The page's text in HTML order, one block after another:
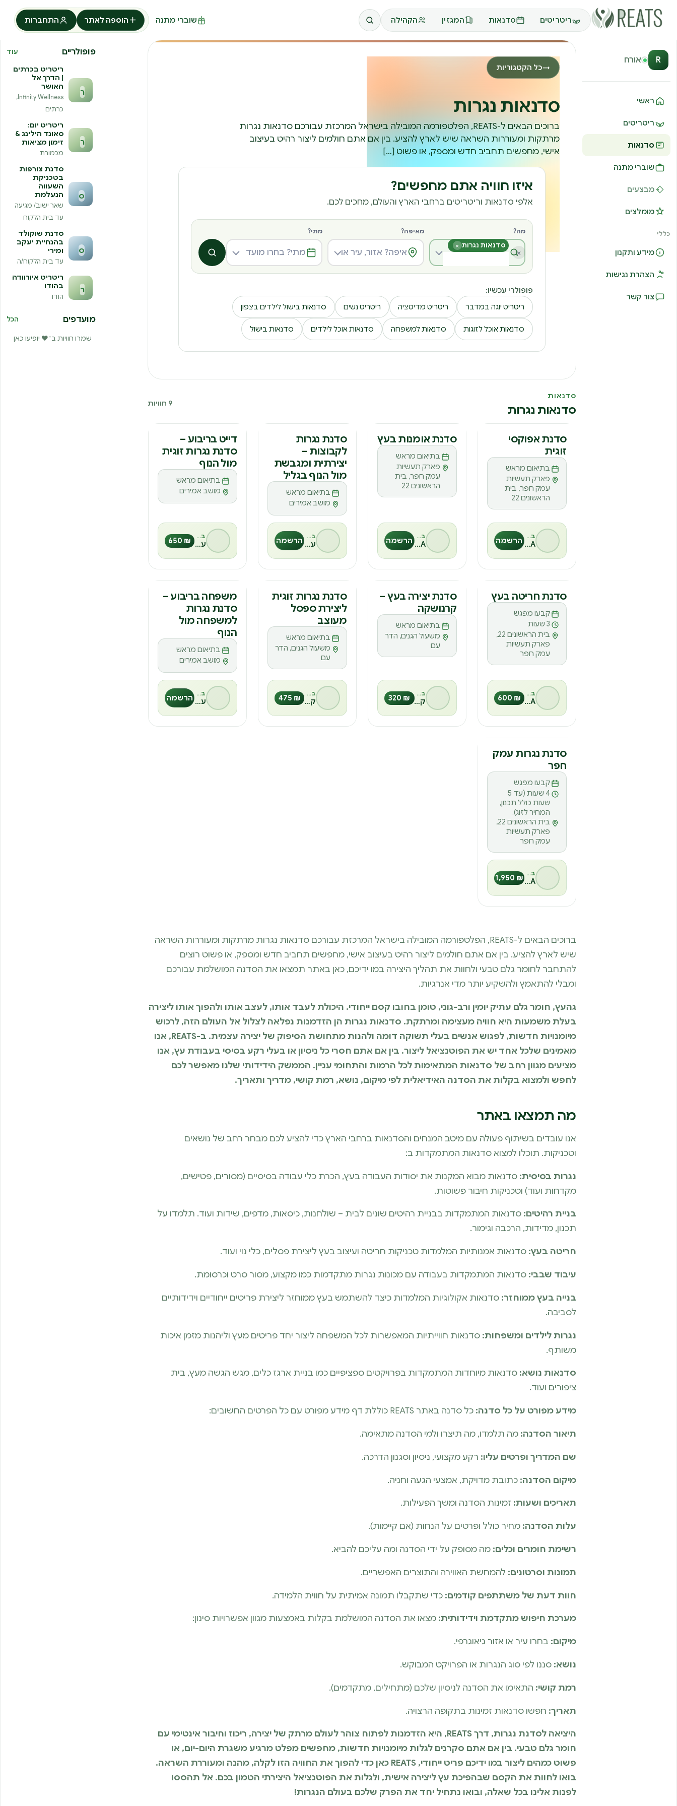
ריטריטים סדנאות המגזין הקהילה שוברי מתנה הוספה לאתר התחברות
R אורח
ראשי
ריטריטים
סדנאות
שוברי מתנה
מבצעים
מומלצים
כללי
מידע ותקנון
הצהרת נגישות
צור קשר
→כל הקטגוריות
סדנאות נגרות
ברוכים הבאים ל-REATS, הפלטפורמה המובילה בישראל המרכזת עבורכם סדנאות נגרות
מרתקות ומעוררות השראה שיש לארץ להציע. בין אם אתם חולמים ליצור רהיט בעיצוב
אישי, מחפשים תחביב חדש ומספק, או פשוט […]
איזו חוויה אתם מחפשים?
אלפי סדנאות וריטריטים ברחבי הארץ והעולם, מחכים לכם.
מה?
סדנאות נגרות ×
×
מאיפה? מתי?
חיפוש
פופולרי עכשיו:
ריטריט יוגה במדבר
ריטריט מדיטציה ריטריט נשים סדנאות בישול לילדים בצפון
סדנאות אוכל לזוגות סדנאות למשפחה סדנאות אוכל לילדים סדנאות בישול
סדנאות
סדנאות נגרות 9 חוויות
סדנת אפוקסי
זוגית
בתיאום מראש
פארק תעשיות
עמק חפר, בית
הראשונים 22
בהנחיית
MESA הרשמה
סדנה
ס
סדנת אומנות בעץ
בתיאום מראש
פארק תעשיות
עמק חפר, בית
הראשונים 22
בהנחיית
MESA הרשמה
סדנה
ס
סדנת נגרות
לקבוצות –
יצירתית ומגבשת
מול הנוף בגליל
בתיאום מראש
מושב אמירים
בהנחיית
ענת חצבני הרשמה
סדנה
ד
דייט בריבוע –
סדנת נגרות זוגית
מול הנוף
בתיאום מראש
מושב אמירים
בהנחיית
ענת חצבני ₪ 650
סדנה
ס
סדנת חריטה בעץ
קבעו מפגש
3 שעות
בית הראשונים 22,
פארק תעשיות
עמק חפר
בהנחיית
MESA
₪ 600
סדנה
ס
סדנת יצירה בעץ –
קרנושקה
בתיאום מראש
משעול הגנים, הדר
עם
בהנחיית
קרני אונגר ₪ 320
סדנה
ס
סדנת נגרות זוגית
ליצירת ספסל
מעוצב
בתיאום מראש
משעול הגנים, הדר
עם
בהנחיית
קרני אונגר ₪ 475
סדנה
מ
משפחה בריבוע –
סדנת נגרות
למשפחה מול
הנוף
בתיאום מראש
מושב אמירים
בהנחיית
ענת חצבני הרשמה
סדנה
ס
סדנת נגרות עמק
חפר
קבעו מפגש
4 שעות (עד 5
שעות כולל תכנון,
המחיר לזוג).
בית הראשונים 22,
פארק תעשיות
עמק חפר
בהנחיית
MESA
₪ 1,950
ברוכים הבאים ל-REATS, הפלטפורמה המובילה בישראל המרכזת עבורכם סדנאות נגרות מרתקות ומעוררות השראה
שיש לארץ להציע. בין אם אתם חולמים ליצור רהיט בעיצוב אישי, מחפשים תחביב חדש ומספק, או פשוט רוצים
להתחבר לחומר גלם טבעי ולחוות את תהליך היצירה במו ידיכם, כאן באתר תמצאו את הסדנה המושלמת עבורכם
ומבלי להתאמץ ולהשקיע יותר מדי אנרגיות.
גהעץ, חומר גלם עתיק יומין ורב-גוני, טומן בחובו קסם ייחודי. היכולת לעבד אותו, לעצב אותו ולהפוך אותו ליצירה
בעלת משמעות היא חוויה מעצימה ומרתקת. סדנאות נגרות הן הזדמנות נפלאה לצלול אל העולם הזה, לרכוש
מיומנויות חדשות, לפגוש אנשים בעלי תשוקה דומה ולהנות מתחושת הסיפוק של יצירה עצמית. ב-REATS, אנו
מאמינים שלכל אחד יש את הפוטנציאל ליצור. בין אם אתם חסרי כל ניסיון או בעלי רקע בסיסי בעבודת עץ, אנו
מציעים מגוון רחב של סדנאות המתאימות לכל הרמות והתחומי עניין. הממשק הידידותי שלנו מאפשר לכם
לחפש ולמצוא בקלות את הסדנה האידיאלית לפי מיקום, נושא, רמת קושי, מדריך ותאריך.
מה תמצאו באתר
אנו עובדים בשיתוף פעולה עם מיטב המנחים והסדנאות ברחבי הארץ כדי להציע לכם מבחר רחב של נושאים
וטכניקות. תוכלו למצוא סדנאות המתמקדות ב:
נגרות בסיסית: סדנאות מבוא המקנות את יסודות העבודה בעץ, הכרת כלי עבודה בסיסיים (מסורים, פטישים,
מקדחות ועוד) וטכניקות חיבור פשוטות.
בניית רהיטים: סדנאות המתמקדות בבניית רהיטים שונים לבית – שולחנות, כיסאות, מדפים, שידות ועוד. תלמדו על
תכנון, מדידות, הרכבה וגימור.
חריטה בעץ: סדנאות אמנותיות המלמדות טכניקות חריטה ועיצוב בעץ ליצירת פסלים, כלי נוי ועוד.
עיבוד שבבי: סדנאות המתמקדות בעבודה עם מכונות נגרות מתקדמות כמו מקצוע, מסור סרט וכרסומת.
בנייה בעץ ממוחזר: סדנאות אקולוגיות המלמדות כיצד להשתמש בעץ ממוחזר ליצירת פריטים ייחודיים וידידותיים
לסביבה.
נגרות לילדים ומשפחות: סדנאות חווייתיות המאפשרות לכל המשפחה ליצור יחד פריטים מעץ וליהנות מזמן איכות
משותף.
סדנאות נושא: סדנאות מיוחדות המתמקדות בפרויקטים ספציפיים כמו בניית ארגז כלים, מגש הגשה מעץ, בית
ציפורים ועוד.
מידע מפורט על כל סדנה: כל סדנה באתר REATS כוללת דף מידע מפורט עם כל הפרטים החשובים:
תיאור הסדנה: מה תלמדו, מה תיצרו ולמי הסדנה מתאימה.
שם המדריך ופרטים עליו: רקע מקצועי, ניסיון וסגנון הדרכה.
מיקום הסדנה: כתובת מדויקת, אמצעי הגעה וחניה.
תאריכים ושעות: זמינות הסדנה ומשך הפעילות.
עלות הסדנה: מחיר כולל ופרטים על הנחות (אם קיימות).
רשימת חומרים וכלים: מה מסופק על ידי הסדנה ומה עליכם להביא.
תמונות וסרטונים: להמחשת האווירה והתוצרים האפשריים.
חוות דעת של משתתפים קודמים: כדי שתקבלו תמונה אמיתית על חווית הלמידה.
מערכת חיפוש מתקדמת וידידותית: מצאו את הסדנה המושלמת בקלות באמצעות מגוון אפשרויות סינון:
מיקום: בחרו עיר או אזור גיאוגרפי.
נושא: סננו לפי סוג הנגרות או הפרויקט המבוקש.
רמת קושי: התאימו את הסדנה לניסיון שלכם (מתחילים, מתקדמים).
תאריך: חפשו סדנאות זמינות בתקופה הרצויה.
היציאה לסדנת נגרות, דרך REATS, היא הזדמנות לפתוח צוהר לעולם מרתק של יצירה, ריכוז וחיבור אינטימי עם
חומר גלם טבעי. בין אם אתם סקרנים לגלות מיומנויות חדשות, מחפשים מפלט מרגיע משגרת היום-יום, או
פשוט כמהים ליצור במו ידיכם פריט ייחודי, REATS כאן כדי להפוך את החוויה הזו לקלה, מהנה ומעוררת השראה.
בואו לחוות את הקסם שבהפיכת עץ ליצירה אישית, ולגלות את הפוטנציאל היצירתי הטמון בכם. אל תהססו
לפנות אלינו בכל שאלה, ובואו נתחיל יחד את הפרק שלכם בעולם הנגרות!
פופולריים עוד
ר
ריטריט בכרתים
| הדרך אל
האושר
Infinity Wellness,
כרתים
ר
ריטריט יום:
סאונד הילינג &
זימון מציאות
מכמורת
ס
סדנת צורפות
בטכניקת
השעווה
הנעלמת
שאר ישוב/ מגיעה
עד בית הלקוח
ס
סדנת שוקולד
בהנחיית יעקב
ומירי
עד בית הלקוח/ה
ר
ריטריט איורוודה
בהודו
הודו
מועדפים הכל
שמרו חוויות ב־❤️ יופיעו כאן